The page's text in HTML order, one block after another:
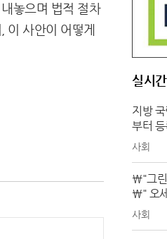
놓으며 법적 절차
이 사안이 어떻게
실시
지방
부터
사회
\"그린
\" 오세
사회